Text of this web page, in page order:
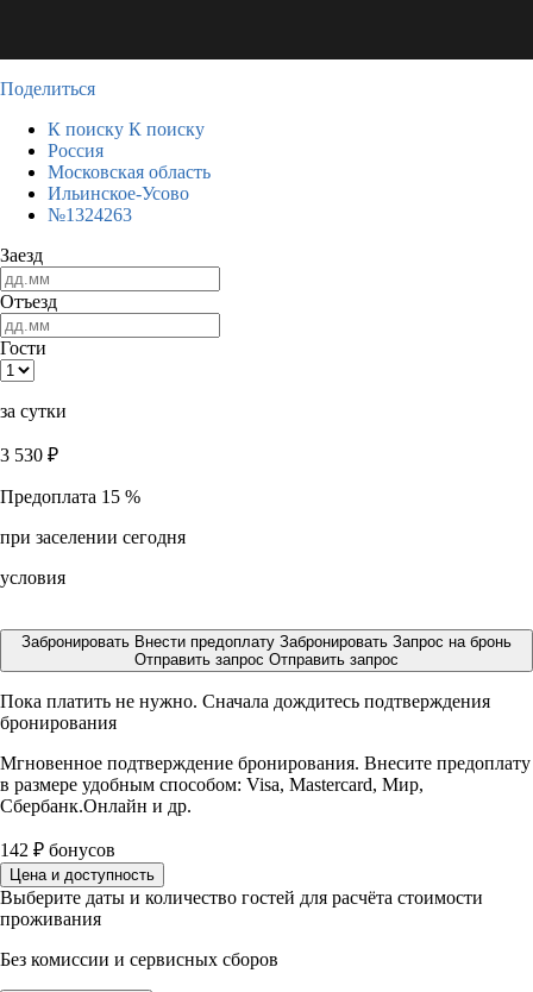
Поделиться
К поиску К поиску
Россия
Московская область
Ильинское-Усово
№1324263
Заезд
Отъезд
Гости
за сутки
3 530 ₽
Предоплата 15 %
при заселении сегодня
условия
Забронировать Внести предоплату Забронировать Запрос на бронь
Отправить запрос Отправить запрос
Пока платить не нужно. Сначала дождитесь подтверждения
бронирования
Мгновенное подтверждение бронирования. Внесите предоплату
в размере удобным способом: Visa, Mastercard, Мир,
Сбербанк.Онлайн и др.
142 ₽ бонусов
Цена и доступность
Выберите даты и количество гостей для расчёта стоимости
проживания
Без комиссии и сервисных сборов